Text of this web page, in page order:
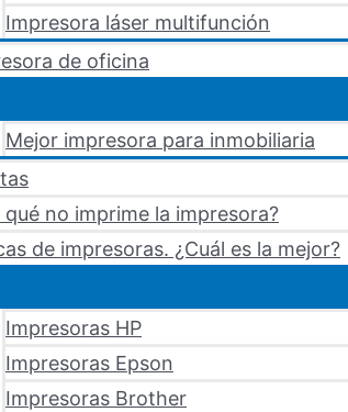
Impresora láser multifunción
de oficina
Mejor impresora para inmobiliaria
qué no imprime la impresora?
de impresoras. ¿Cuál es la mejor?
Impresoras HP
Impresoras Epson
Impresoras Brother